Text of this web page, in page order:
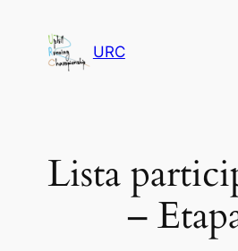
conținut
URC
Lista
–